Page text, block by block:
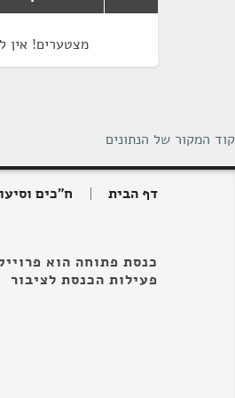
מצטערים! אין
קוד המקור של הנתונים
דף הבית ח"כים
כנסת פתוחה הוא
פעילות הכנסת לציבור